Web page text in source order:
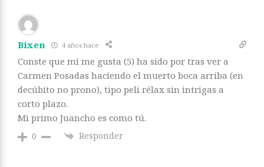
Bixen 4 años hace
Conste que mi me gusta (5) ha sido por tras ver a
Carmen Posadas haciendo el muerto boca arriba (en
decúbito no prono), tipo peli rélax sin intrigas a
corto plazo.
Mi primo Juancho es como tú.
0 Responder